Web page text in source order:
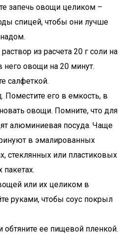
запечь овощи целиком –
спицей, чтобы они лучше
из расчета 20 г соли на
него овощи на 20 минут.
салфеткой.
Поместите его в емкость, в
овощи. Помните, что для
алюминиевая посуда. Чаще
в эмалированных
стеклянных или пластиковых
пакетах.
или их целиком в
руками, чтобы соус покрыл
обтяните ее пищевой пленкой.